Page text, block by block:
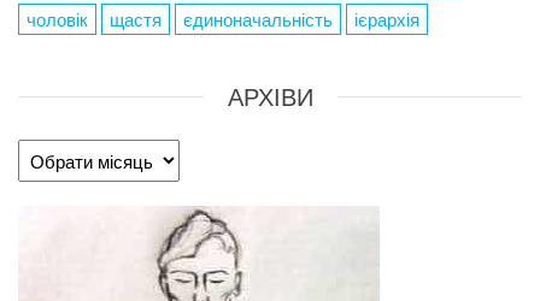
чоловік
щастя єдиноначальність ієрархія
АРХІВИ
Архіви